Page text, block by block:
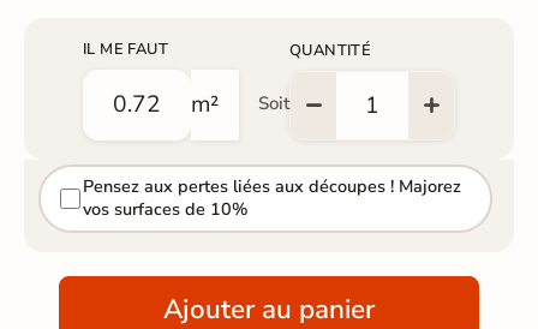
IL ME FAUT
m² Soit
QUANTITÉ
Pensez aux pertes liées aux découpes ! Majorez
vos surfaces de 10%
Ajouter au panier